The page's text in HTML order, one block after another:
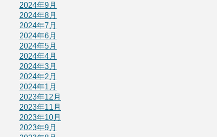
2024年9月
2024年8月
2024年7月
2024年6月
2024年5月
2024年4月
2024年3月
2024年2月
2024年1月
2023年12月
2023年11月
2023年10月
2023年9月